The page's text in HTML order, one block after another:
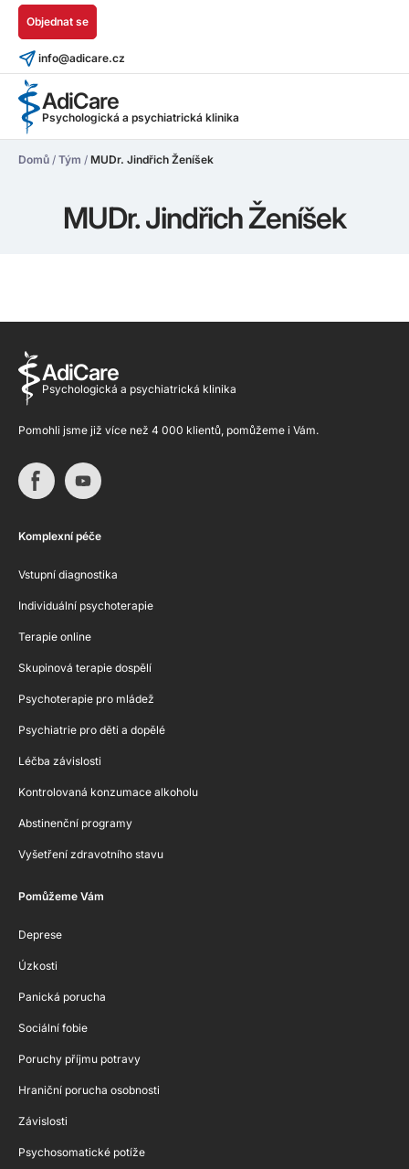
AdiCare
Psychologická a psychiatrická klinika
Objednat se
info@adicare.cz
Domů / Tým / MUDr. Jindřich Ženíšek
MUDr. Jindřich Ženíšek
AdiCare
Psychologická a psychiatrická klinika
Pomohli jsme již více než 4 000 klientů, pomůžeme i Vám.
Komplexní péče
Vstupní diagnostika
Individuální psychoterapie
Terapie online
Skupinová terapie dospělí
Psychoterapie pro mládež
Psychiatrie pro děti a dopělé
Léčba závislosti
Kontrolovaná konzumace alkoholu
Abstinenční programy
Vyšetření zdravotního stavu
Pomůžeme Vám
Deprese
Úzkosti
Panická porucha
Sociální fobie
Poruchy příjmu potravy
Hraniční porucha osobnosti
Závislosti
Psychosomatické potíže